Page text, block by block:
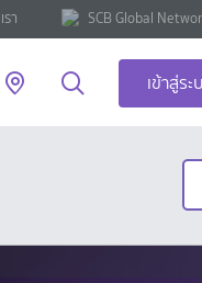
า SCB Global
เข้าสู่ระ